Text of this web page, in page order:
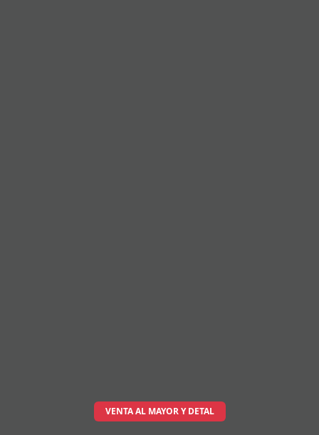
VENTA AL MAYOR Y DETAL